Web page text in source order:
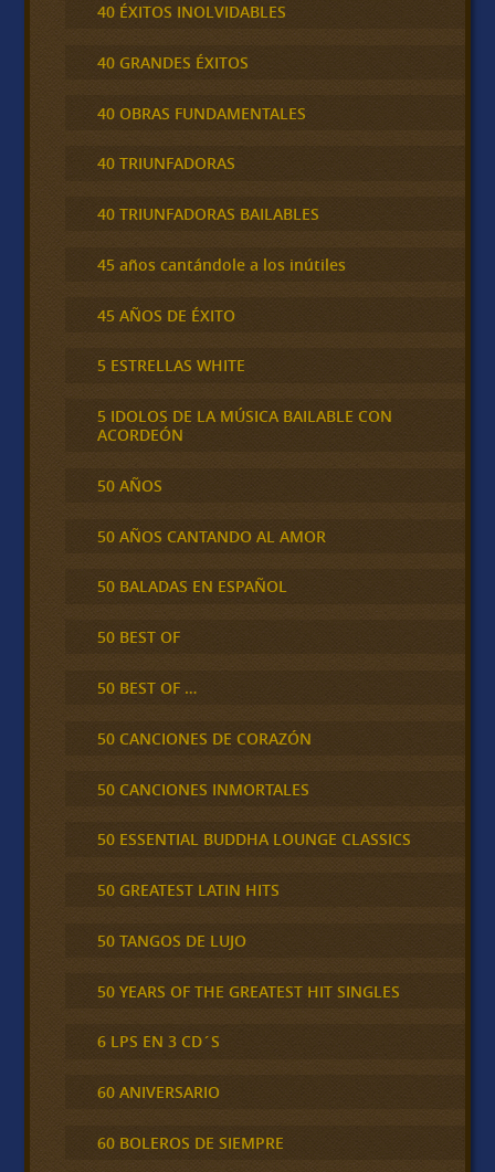
40 ÉXITOS INOLVIDABLES
40 GRANDES ÉXITOS
40 OBRAS FUNDAMENTALES
40 TRIUNFADORAS
40 TRIUNFADORAS BAILABLES
45 años cantándole a los inútiles
45 AÑOS DE ÉXITO
5 ESTRELLAS WHITE
5 IDOLOS DE LA MÚSICA BAILABLE CON
ACORDEÓN
50 AÑOS
50 AÑOS CANTANDO AL AMOR
50 BALADAS EN ESPAÑOL
50 BEST OF
50 BEST OF …
50 CANCIONES DE CORAZÓN
50 CANCIONES INMORTALES
50 ESSENTIAL BUDDHA LOUNGE CLASSICS
50 GREATEST LATIN HITS
50 TANGOS DE LUJO
50 YEARS OF THE GREATEST HIT SINGLES
6 LPS EN 3 CD´S
60 ANIVERSARIO
60 BOLEROS DE SIEMPRE